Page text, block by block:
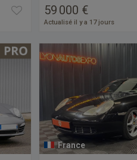
59 000 €
Actualisé il y a 17 jours
France